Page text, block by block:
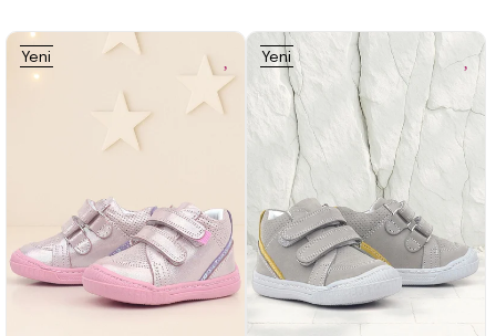
Yeni
Ürün
Yeni
Ürün